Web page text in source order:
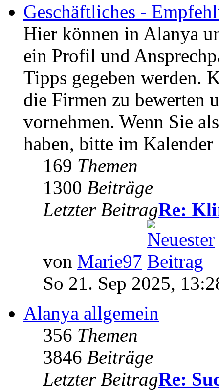
Geschäftliches -
Hier können in Alanya
ein Profil und
Tipps gegeben werden.
die Firmen zu bewerten
vornehmen. Wenn Sie
haben, bitte im
169 Themen
1300 Beiträge
Letzter BeitragRe:
von Marie97
So 21. Sep 2025,
Alanya allgemein
356 Themen
3846 Beiträge
Letzter BeitragRe: